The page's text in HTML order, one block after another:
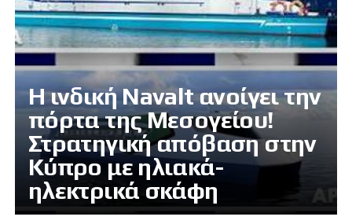
Η ινδική Navalt ανοίγει την
πόρτα της Μεσογείου!
Στρατηγική απόβαση στην
Κύπρο με ηλιακά-
ηλεκτρικά σκάφη